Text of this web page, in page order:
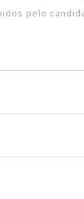
pelo